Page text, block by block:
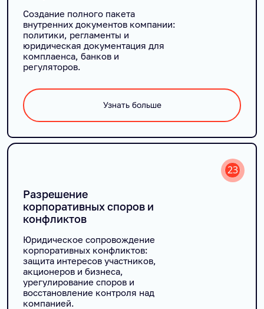
Создание полного пакета
внутренних документов компании:
политики, регламенты и
юридическая документация для
комплаенса, банков и
регуляторов.
Узнать больше
23
Разрешение
корпоративных споров и
конфликтов
Юридическое сопровождение
корпоративных конфликтов:
защита интересов участников,
акционеров и бизнеса,
урегулирование споров и
восстановление контроля над
компанией.